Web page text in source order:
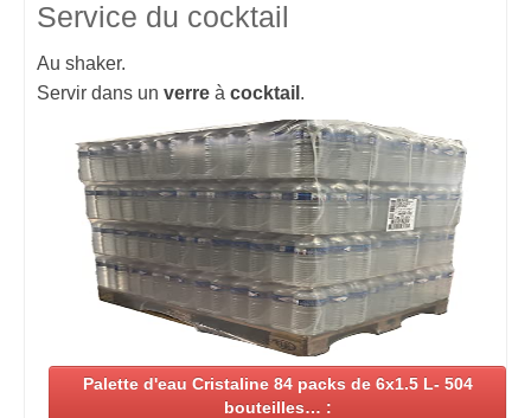
Service du cocktail
Au shaker.
Servir dans un verre à cocktail .
Palette d'eau Cristaline 84 packs de 6x1.5 L- 504
bouteilles… :